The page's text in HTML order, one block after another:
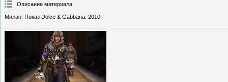
Описание материала:
Милан. Показ Dolce & Gabbana. 2010.